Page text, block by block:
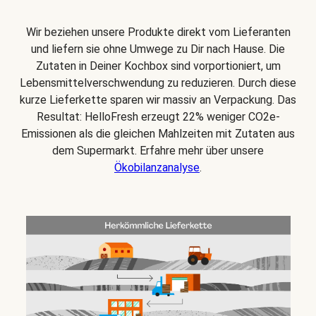
Wir beziehen unsere Produkte direkt vom Lieferanten
und liefern sie ohne Umwege zu Dir nach Hause. Die
Zutaten in Deiner Kochbox sind vorportioniert, um
Lebensmittelverschwendung zu reduzieren. Durch diese
kurze Lieferkette sparen wir massiv an Verpackung. Das
Resultat: HelloFresh erzeugt 22% weniger CO2e-
Emissionen als die gleichen Mahlzeiten mit Zutaten aus
dem Supermarkt. Erfahre mehr über unsere
Ökobilanzanalyse.